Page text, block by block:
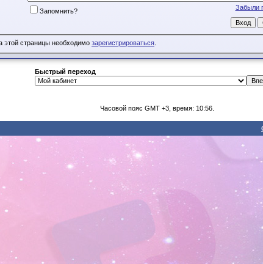
Забыли
Запомнить?
этой страницы необходимо зарегистрироваться
Быстрый переход
Часовой пояс GMT +3, время: 10:56.